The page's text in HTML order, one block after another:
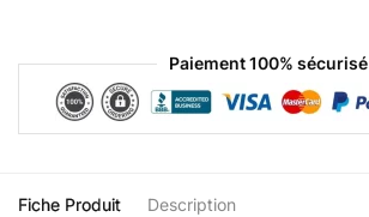
Paiement 100% sécurisé
Fiche Produit Description